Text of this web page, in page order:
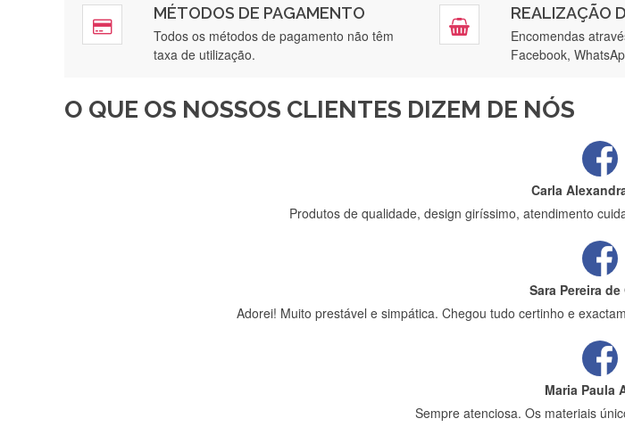
MÉTODOS DE PAGAMENTO
Todos os métodos de pagamento não têm
taxa de utilização.
REALIZAÇÃO
Encomendas
Facebook,
O QUE OS NOSSOS CLIENTES DIZEM DE NÓS
Rápido, atendimento 5*. Hoje chegará a
Recebi a minha encomenda, rápida entrega e vinha muito bem
Carla
Produtos de qualidade, design giríssimo, atendimento
Sara Pereira
Adorei! Muito prestável e simpática. Chegou tudo certinho e
Maria Paula
Sempre atenciosa. Os materiais